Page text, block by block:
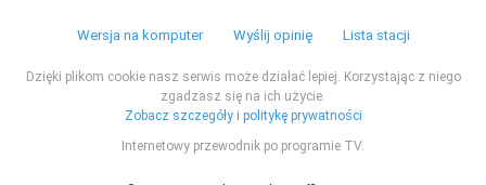
Wersja na komputer Wyślij opinię Lista stacji
Dzięki plikom cookie nasz serwis może działać lepiej. Korzystając z niego
zgadzasz się na ich użycie.
Zobacz szczegóły i politykę prywatności
Internetowy przewodnik po programie TV.